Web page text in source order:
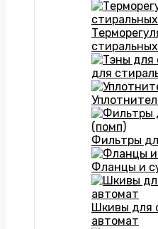
для
Фильтры
Фланцы и
Шкивы для
автомат